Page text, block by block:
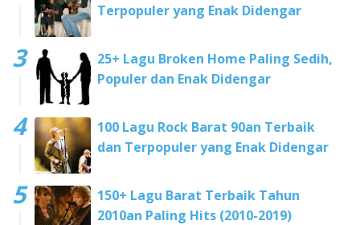
Terpopuler yang Enak Didengar
25+ Lagu Broken Home Paling Sedih,
Populer dan Enak Didengar
100 Lagu Rock Barat 90an Terbaik
dan Terpopuler yang Enak Didengar
150+ Lagu Barat Terbaik Tahun
2010an Paling Hits (2010-2019)